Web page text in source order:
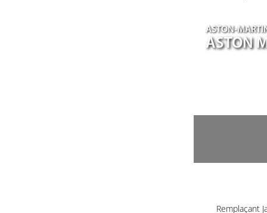
ASTON-
ASTON
Remplaçant